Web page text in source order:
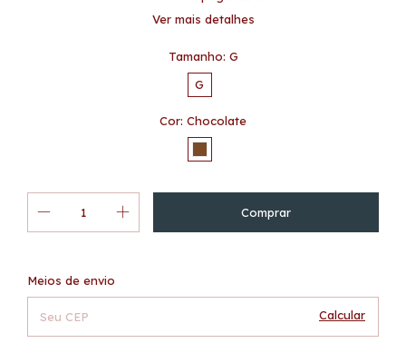
Ver mais detalhes
Tamanho: G
G
Cor: Chocolate
Entregas para o CEP:
Meios de envio
Calcular